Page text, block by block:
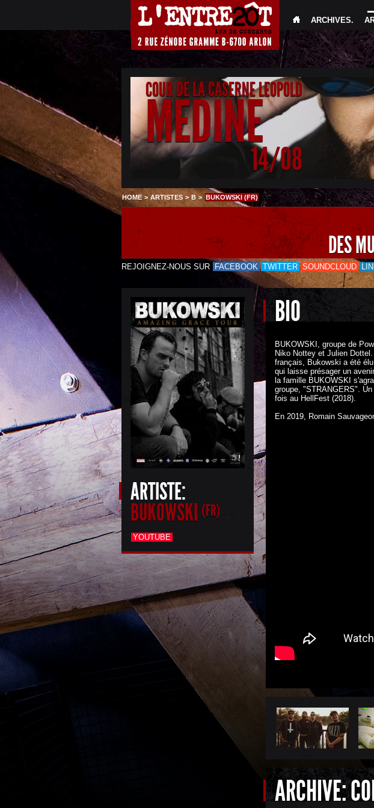
ARCHIVES.
COUR DE LA CASERNE LEOPOLD
MEDINE
14/08
HOME > ARTISTES > B > BUKOWSKI (FR)
DES
REJOIGNEZ-NOUS SUR FACEBOOK TWITTER SOUNDCLOUD
ARTISTE:
BUKOWSKI (FR)
YOUTUBE
BIO
BUKOWSKI, groupe de
Niko Nottey et Julien
français, Bukowski a été
qui laisse présager un
la famille BUKOWSKI
groupe, "STRANGERS".
fois au HellFest (2018).
En 2019, Romain
ARCHIVE: